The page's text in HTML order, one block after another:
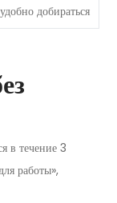
удобно добираться
в течение 3
работы»,